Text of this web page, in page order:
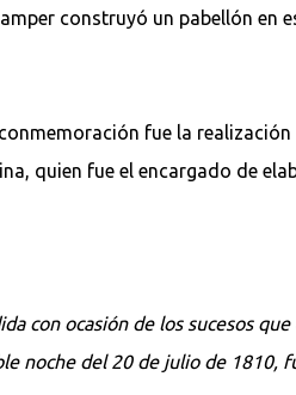
construyó un pabellón en
fue la
quien fue el encargado de
con ocasión de los sucesos
noche del 20 de julio de 1810,